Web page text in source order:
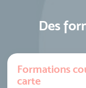
Des
Formations
carte